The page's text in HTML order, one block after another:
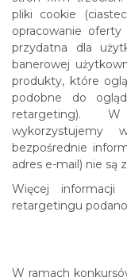
pliki cookie
opracowanie
przydatna dla
banerowej
produkty, które
podobne do
retargeting).
wykorzystujemy
bezpośrednie
adres e-mail) nie są
Więcej
retargetingu
W ramach